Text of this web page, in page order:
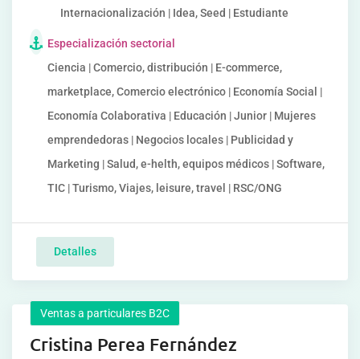
Internacionalización | Idea, Seed | Estudiante
Especialización sectorial
Ciencia | Comercio, distribución | E-commerce,
marketplace, Comercio electrónico | Economía Social |
Economía Colaborativa | Educación | Junior | Mujeres
emprendedoras | Negocios locales | Publicidad y
Marketing | Salud, e-helth, equipos médicos | Software,
TIC | Turismo, Viajes, leisure, travel | RSC/ONG
Detalles
Ventas a particulares B2C
Cristina Perea Fernández